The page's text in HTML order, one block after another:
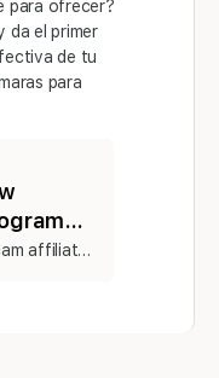
para ofrecer?
da el primer
de tu
para
Cambuilder - the new webcam affiliate program powered by Streamate